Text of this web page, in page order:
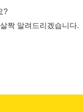
?
짝 알려드리겠습니다.